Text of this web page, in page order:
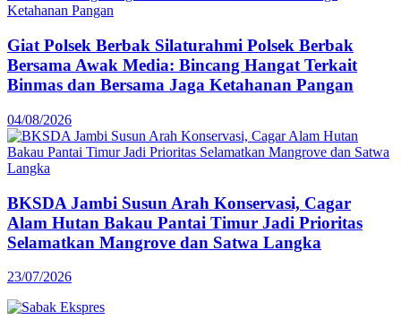
Giat Polsek Berbak Silaturahmi Polsek Berbak
Bersama Awak Media: Bincang Hangat Terkait
Binmas dan Bersama Jaga Ketahanan Pangan
04/08/2026
BKSDA Jambi Susun Arah Konservasi, Cagar
Alam Hutan Bakau Pantai Timur Jadi Prioritas
Selamatkan Mangrove dan Satwa Langka
23/07/2026